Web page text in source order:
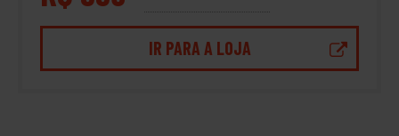
IR PARA A LOJA